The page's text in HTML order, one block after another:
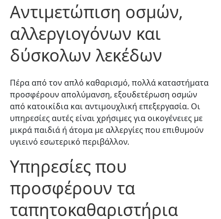
Αντιμετώπιση οσμών,
αλλεργιογόνων και
δύσκολων λεκέδων
Πέρα από τον απλό καθαρισμό, πολλά καταστήματα
προσφέρουν απολύμανση, εξουδετέρωση οσμών
από κατοικίδια και αντιμουχλική επεξεργασία. Οι
υπηρεσίες αυτές είναι χρήσιμες για οικογένειες με
μικρά παιδιά ή άτομα με αλλεργίες που επιθυμούν
υγιεινό εσωτερικό περιβάλλον.
Υπηρεσίες που
προσφέρουν τα
ταπητοκαθαριστήρια